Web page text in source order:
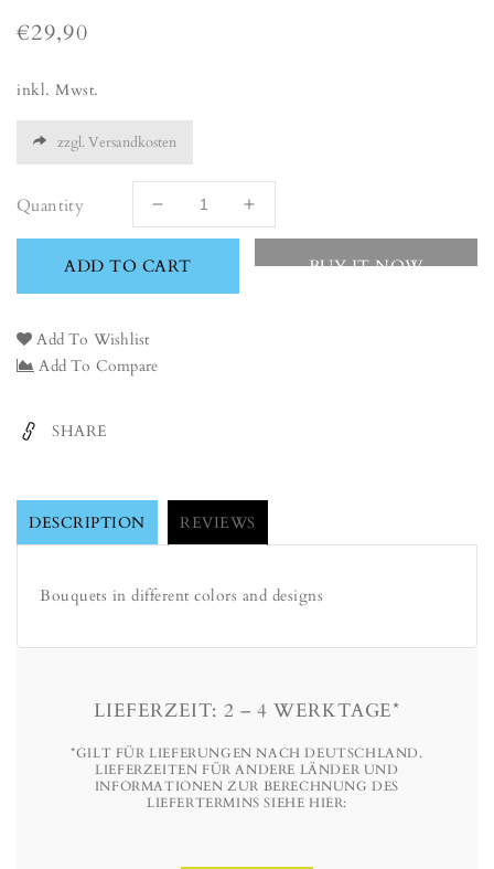
Regular
€29,90
inkl. Mwst.
zzgl. Versandkosten
Quantity
Decrease
quantity
for
Increase
quantity
ADD TO CART BUY IT NOW
Add To Wishlist
Add To Compare
SHARE
DESCRIPTION REVIEWS
Bouquets in different colors and designs
LIEFERZEIT: 2 – 4 WERKTAGE*
*GILT FÜR LIEFERUNGEN NACH DEUTSCHLAND.
LIEFERZEITEN FÜR ANDERE LÄNDER UND
INFORMATIONEN ZUR BERECHNUNG DES
LIEFERTERMINS SIEHE HIER: